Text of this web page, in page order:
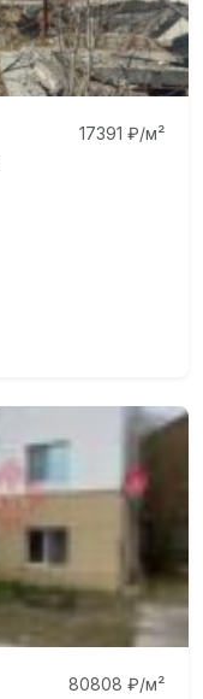
17391 ₽/м²
80808 ₽/м²